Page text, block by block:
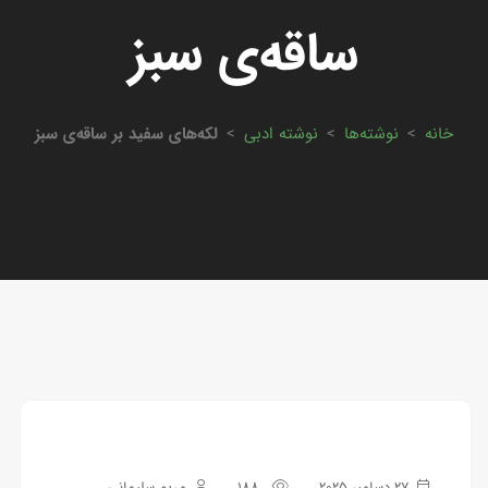
ساقه‌ی سبز
خانه > نوشته‌ها > نوشته ادبی > لکه‌های سفید بر ساقه‌ی سبز